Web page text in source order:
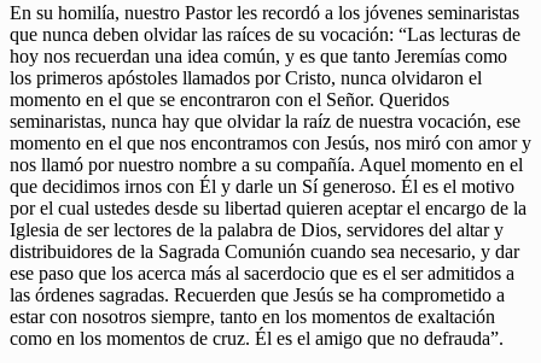
En su homilía, nuestro Pastor les recordó a los jóvenes seminaristas
que nunca deben olvidar las raíces de su vocación: “Las lecturas de
hoy nos recuerdan una idea común, y es que tanto Jeremías como
los primeros apóstoles llamados por Cristo, nunca olvidaron el
momento en el que se encontraron con el Señor. Queridos
seminaristas, nunca hay que olvidar la raíz de nuestra vocación, ese
momento en el que nos encontramos con Jesús, nos miró con amor y
nos llamó por nuestro nombre a su compañía. Aquel momento en el
que decidimos irnos con Él y darle un Sí generoso. Él es el motivo
por el cual ustedes desde su libertad quieren aceptar el encargo de la
Iglesia de ser lectores de la palabra de Dios, servidores del altar y
distribuidores de la Sagrada Comunión cuando sea necesario, y dar
ese paso que los acerca más al sacerdocio que es el ser admitidos a
las órdenes sagradas. Recuerden que Jesús se ha comprometido a
estar con nosotros siempre, tanto en los momentos de exaltación
como en los momentos de cruz. Él es el amigo que no defrauda”.